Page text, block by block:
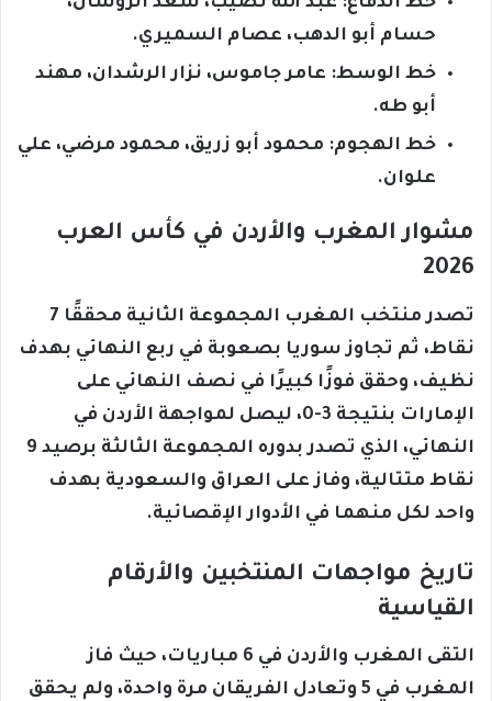
حسام أبو الدهب، عصام السميري.
خط الوسط: عامر جاموس، نزار الرشدان، مهند
أبو طه.
خط الهجوم: محمود أبو زريق، محمود مرضي، علي
علوان.
مشوار المغرب والأردن في كأس العرب
2026
تصدر منتخب المغرب المجموعة الثانية محققًا 7
نقاط، ثم تجاوز سوريا بصعوبة في ربع النهائي بهدف
نظيف، وحقق فوزًا كبيرًا في نصف النهائي على
الإمارات بنتيجة 3-0، ليصل لمواجهة الأردن في
النهائي، الذي تصدر بدوره المجموعة الثالثة برصيد 9
نقاط متتالية، وفاز على العراق والسعودية بهدف
واحد لكل منهما في الأدوار الإقصائية.
تاريخ مواجهات المنتخبين والأرقام
القياسية
التقى المغرب والأردن في 6 مباريات، حيث فاز
المغرب في 5 وتعادل الفريقان مرة واحدة، ولم يحقق